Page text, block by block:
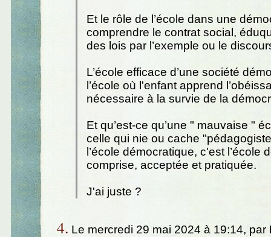
Et le rôle de l’école dans une
comprendre le contrat social,
des lois par l’exemple ou le
L’école efficace d’une société
l’école où l'enfant apprend
nécessaire à la survie de la
Et qu’est-ce qu’une " mauvaise "
celle qui nie ou cache
l’école démocratique, c'est l’école
comprise, acceptée et pratiquée.
J'ai juste ?
4. Le mercredi 29 mai 2024 à 19:14, par